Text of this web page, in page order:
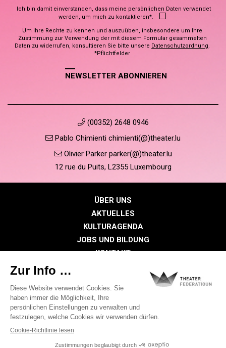
Ich bin damit einverstanden, dass meine persönlichen Daten verwendet
werden, um mich zu kontaktieren*.
Um Ihre Rechte zu kennen und auszuüben, insbesondere um Ihre
Zustimmung zur Verwendung der mit diesem Formular gesammelten
Daten zu widerrufen, konsultieren Sie bitte unsere Datenschutzordnung.
*Pflichtfelder
NEWSLETTER ABONNIEREN
(00352) 2648 0946
Pablo Chimienti chimienti(@)theater.lu
Olivier Parker parker(@)theater.lu
12 rue du Puits, L2355 Luxembourg
ÜBER UNS
AKTUELLES
KULTURAGENDA
JOBS UND BILDUNG
KONTAKT
MITGLIEDERBEREICH
Datenschutzrichtlinie
Cookie-Richtlinien